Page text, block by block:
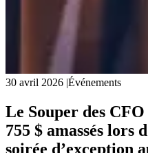
30 avril 2026 |Événements
Le Souper des CFO
755 $ amassés lors
soirée d’exception